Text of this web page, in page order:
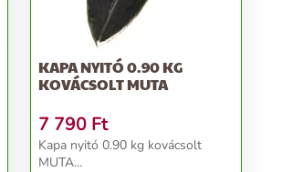
KAPA NYITÓ 0.90 KG
KOVÁCSOLT MUTA
7 790 Ft
Kapa nyitó 0.90 kg kovácsolt
MUTA...